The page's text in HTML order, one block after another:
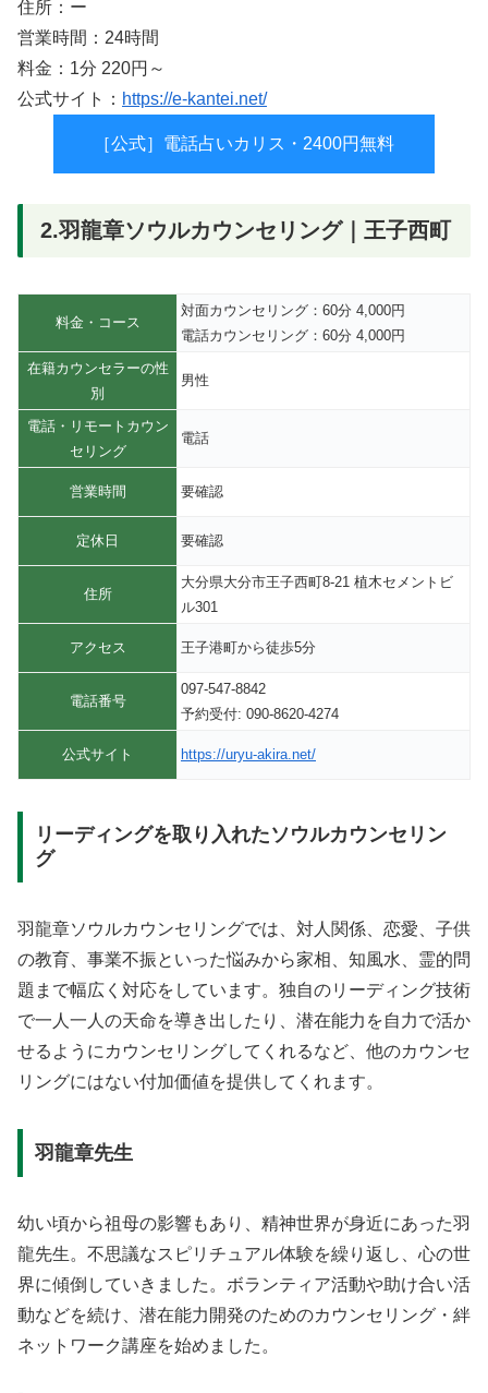
住所：ー
営業時間：24時間
料金：1分 220円～
公式サイト： https://e-kantei.net/
［公式］電話占いカリス・2400円無料
2.羽龍章ソウルカウンセリング｜王子西町
料金・コース
対面カウンセリング：60分 4,000円
電話カウンセリング：60分 4,000円
在籍カウンセラーの性
別
男性
電話・リモートカウン
セリング
電話
営業時間 要確認
定休日 要確認
住所
大分県大分市王子西町8-21 植木セメントビ
ル301
アクセス 王子港町から徒歩5分
電話番号
097-547-8842
予約受付: 090-8620-4274
公式サイト https://uryu-akira.net/
リーディングを取り入れたソウルカウンセリン
グ
羽龍章ソウルカウンセリングでは、対人関係、恋愛、子供
の教育、事業不振といった悩みから家相、知風水、霊的問
題まで幅広く対応をしています。独自のリーディング技術
で一人一人の天命を導き出したり、潜在能力を自力で活か
せるようにカウンセリングしてくれるなど、他のカウンセ
リングにはない付加価値を提供してくれます。
羽龍章先生
幼い頃から祖母の影響もあり、精神世界が身近にあった羽
龍先生。不思議なスピリチュアル体験を繰り返し、心の世
界に傾倒していきました。ボランティア活動や助け合い活
動などを続け、潜在能力開発のためのカウンセリング・絆
ネットワーク講座を始めました。